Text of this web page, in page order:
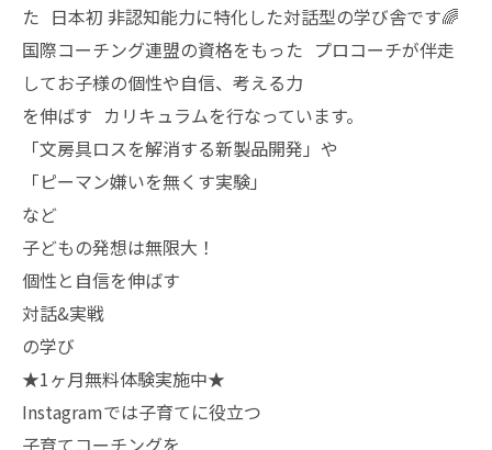
た 日本初 非認知能力に特化した対話型の学び舎です🌈
国際コーチング連盟の資格をもった プロコーチが伴走
してお子様の個性や自信、考える力
を伸ばす カリキュラムを行なっています。
「文房具ロスを解消する新製品開発」や
「ピーマン嫌いを無くす実験」
など
子どもの発想は無限大！
個性と自信を伸ばす
対話&実戦
の学び
★1ヶ月無料体験実施中★
Instagramでは子育てに役立つ